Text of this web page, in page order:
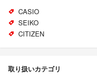
CASIO
SEIKO
CITIZEN
取り扱いカテゴリ